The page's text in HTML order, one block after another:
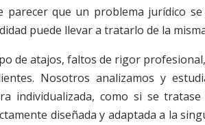
parecer que un problema jurídico
puede llevar a tratarlo de la
de atajos, faltos de rigor
Nosotros analizamos y
individualizada, como si se
diseñada y adaptada a la